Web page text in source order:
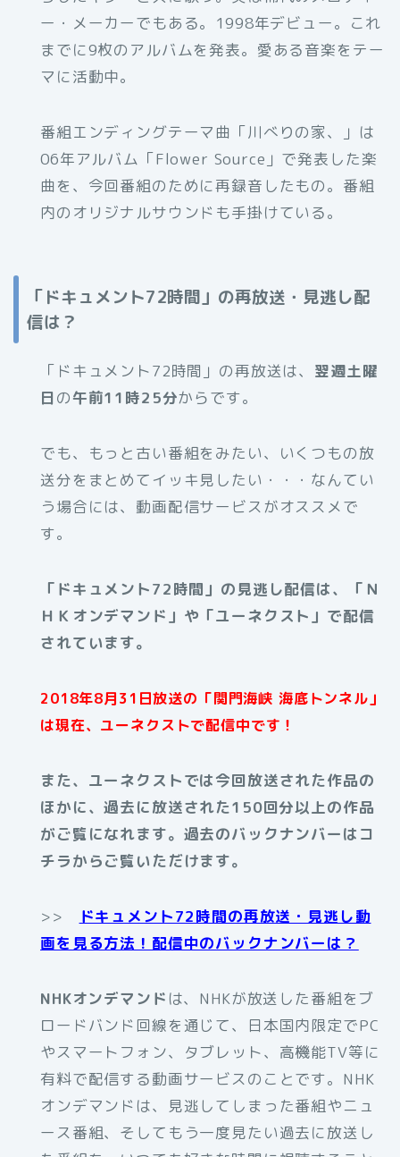
ー・メーカーでもある。1998年デビュー。これ
までに9枚のアルバムを発表。愛ある音楽をテー
マに活動中。
番組エンディングテーマ曲「川べりの家、」は
06年アルバム「Flower Source」で発表した楽
曲を、今回番組のために再録音したもの。番組
内のオリジナルサウンドも手掛けている。
「ドキュメント72時間」の再放送・見逃し配
信は？
「ドキュメント72時間」の再放送は、 翌週土曜
日 の午前11時25分からです。
でも、もっと古い番組をみたい、いくつもの放
送分をまとめてイッキ見したい・・・なんてい
う場合には、動画配信サービスがオススメで
す。
「ドキュメント72時間」の見逃し配信は、「Ｎ
ＨＫオンデマンド」や「ユーネクスト」で配信
されています。
2018年8月31日放送の 「関門海峡 海底トンネル」
は現在、ユーネクストで配信中です！
また、ユーネクストでは今回放送された作品の
ほかに、過去に放送された150回分以上の作品
がご覧になれます。 過去のバックナンバーはコ
チラからご覧いただけます。
>>
ドキュメント72時間の再放送・見逃し動
画を見る方法！配信中のバックナンバーは？
NHKオンデマンド は、NHKが放送した番組をブ
ロードバンド回線を通じて、日本国内限定でPC
やスマートフォン、タブレット、高機能TV等に
有料で配信する動画サービスのことです。NHK
オンデマンドは、見逃してしまった番組やニュ
ース番組、そしてもう一度見たい過去に放送し